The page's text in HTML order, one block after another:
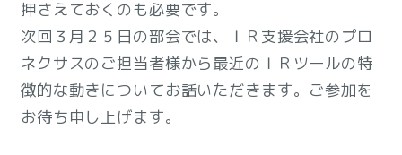
押さえておくのも必要です。
次回３月２５日の部会では、ＩＲ支援会社のプロ
ネクサスのご担当者様から最近のＩＲツールの特
徴的な動きについてお話いただきます。ご参加を
お待ち申し上げます。